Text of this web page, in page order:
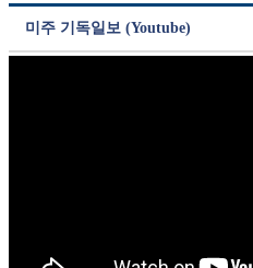
미주 기독일보 (Youtube)